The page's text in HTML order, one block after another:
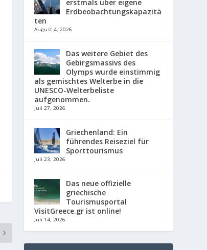
erstmals über eigene
Erdbeobachtungskapazitä
ten
August 4, 2026
Das weitere Gebiet des
Gebirgsmassivs des
Olymps wurde einstimmig
als gemischtes Welterbe in die
UNESCO-Welterbeliste
aufgenommen.
Juli 27, 2026
Griechenland: Ein
führendes Reiseziel für
Sporttourismus
Juli 23, 2026
Das neue offizielle
griechische
Tourismusportal
VisitGreece.gr ist online!
Juli 14, 2026